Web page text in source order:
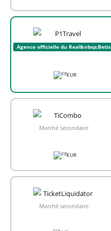
Agence officielle du Real&nbsp;Betis
EUR
Marché secondaire
EUR
Marché secondaire